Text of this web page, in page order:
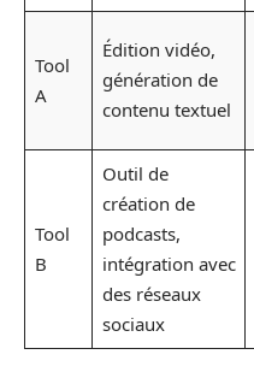
Tool
A
Édition vidéo,
génération de
contenu textuel
Tool
B
Outil de
création de
podcasts,
intégration avec
des réseaux
sociaux